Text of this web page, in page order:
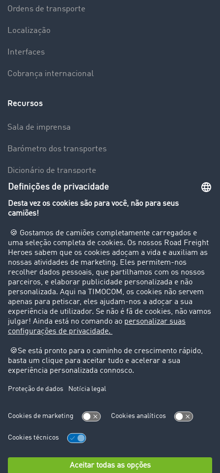
Ordens de transporte
Localização
Interfaces
Cobrança internacional
Recursos
Sala de imprensa
Barómetro dos transportes
Dicionário de transporte
Visão geral da Bolsa de Cargas
Clientes recomendam clientes
Casos de sucesso
Suporte
Suporte
Avisos legais
Ficha técnica
Condições Gerais